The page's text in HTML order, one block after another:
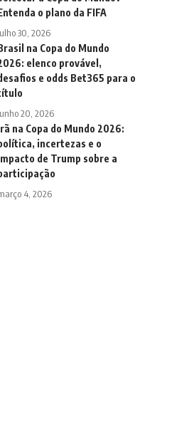
o plano da FIFA
30, 2026
na Copa do Mundo
elenco provável,
e odds Bet365 para o
20, 2026
na Copa do Mundo 2026:
incertezas e o
de Trump sobre a
4, 2026